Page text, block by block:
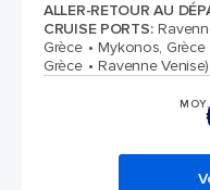
ALLER-RETOUR AU
CRUISE PORTS:
Grèce
Mykonos, Grèce
Grèce
Ravenne